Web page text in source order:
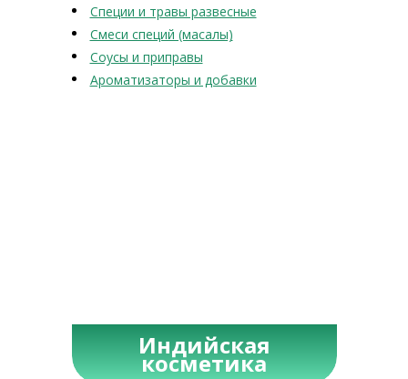
Специи и травы развесные
Смеси специй (масалы)
Соусы и приправы
Ароматизаторы и добавки
Индийская
косметика